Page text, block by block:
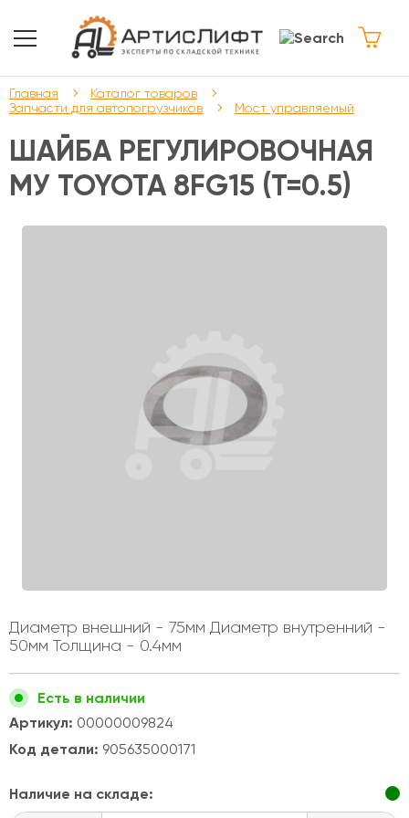
Главная
Каталог товаров
Запчасти для автопогрузчиков
Мост управляемый
ШАЙБА РЕГУЛИРОВОЧНАЯ
МУ TOYOTA 8FG15 (T=0.5)
Диаметр внешний - 75мм Диаметр внутренний -
50мм Толщина - 0.4мм
Есть в наличии
Артикул: 00000009824
Код детали: 905635000171
Наличие на складе: